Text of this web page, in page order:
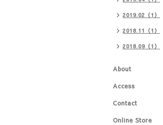
2019.02（1）
2018.11（1）
2018.09（1）
About
Access
Contact
Online Store